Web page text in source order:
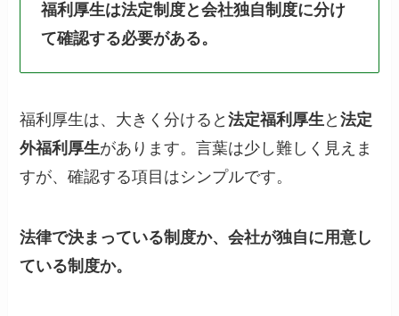
福利厚生は法定制度と会社独自制度に分け
て確認する必要がある。
福利厚生は、大きく分けると法定福利厚生と法定
外福利厚生があります。言葉は少し難しく見えま
すが、確認する項目はシンプルです。
法律で決まっている制度か、会社が独自に用意し
ている制度か。